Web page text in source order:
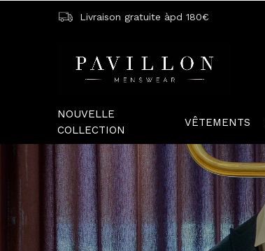
NOUVELLE
COLLECTION
VÊTEMENTS
Livraison gratuite àpd 180€